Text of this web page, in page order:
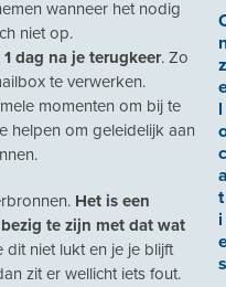
wanneer het nodig
niet op.
dag na je terugkeer. Zo
te verwerken.
momenten om bij te
helpen om geleidelijk aan
Het is een
te zijn met dat wat
dit niet lukt en je je blijft
zit er wellicht iets fout.
z
l
c
t
i
s